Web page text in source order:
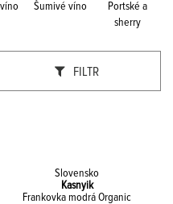
Šumivé víno
Portské a
sherry
FILTR
Slovensko
Kasnyik
Frankovka modrá Organic